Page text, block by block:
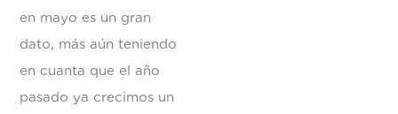
en mayo es un gran
dato, más aún teniendo
en cuanta que el año
pasado ya crecimos un